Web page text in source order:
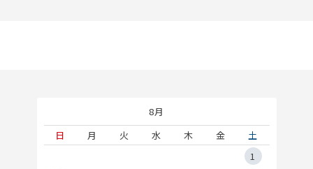
8月
日
月 火 水 木 金
土
1